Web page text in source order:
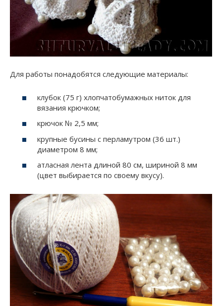
Для работы понадобятся следующие материалы:
клубок (75 г) хлопчатобумажных ниток для
вязания крючком;
крючок № 2,5 мм;
крупные бусины с перламутром (36 шт.)
диаметром 8 мм;
атласная лента длиной 80 см, шириной 8 мм
(цвет выбирается по своему вкусу).